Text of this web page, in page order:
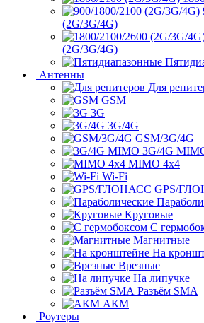
(2G/3G/4G)
(2G/3G/4G)
Антенны
Для
GSM
3G
3G/4G
GSM/3G/4G
3G/4G
MIMO 4x4
Wi-Fi
GPS/
Круговые
С
Магнитные
На
Врезные
На липучке
Разъём SMA
АКМ
Роутеры